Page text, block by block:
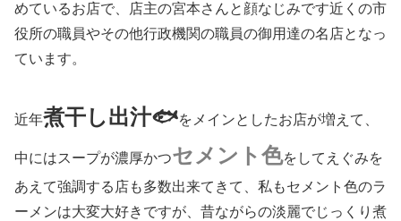
めているお店で、店主の宮本さんと顔なじみです近くの市
役所の職員やその他行政機関の職員の御用達の名店となっ
ています。
近年煮干し出汁🐟をメインとしたお店が増えて、
中にはスープが濃厚かつセメント色をしてえぐみを
あえて強調する店も多数出来てきて、私もセメント色のラ
ーメンは大変大好きですが、昔ながらの淡麗でじっくり煮